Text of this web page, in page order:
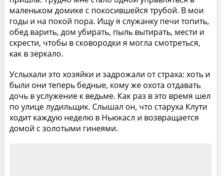
маленьком домике с покосившейся трубой. В мои
годы и на покой пора. Ищу я служанку печи топить,
обед варить, дом убирать, пыль вытирать, мести и
скрести, чтобы в сковородки я могла смотреться,
как в зеркало.
Услыхали это хозяйки и задрожали от страха: хоть и
были они теперь бедные, кому же охота отдавать
дочь в услужение к ведьме. Как раз в это время шел
по улице лудильщик. Слышал он, что старуха Клути
ходит каждую неделю в Ньюкасл и возвращается
домой с золотыми гинеями.